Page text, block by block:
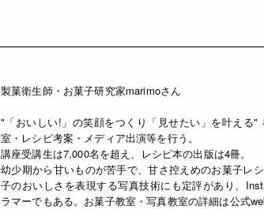
製菓衛生師・お菓子研究家marimoさん
"「おいしい!」の笑顔をつくり「見せたい」を叶える
室・レシピ考案・メディア出演等を行う。
講座受講生は7,000名を超え、レシピ本の出版は4冊。
幼少期から甘いものが苦手で、甘さ控えめのお菓子レ
子のおいしさを表現する写真技術にも定評があり、
ラマーでもある。お菓子教室・写真教室の詳細は公式